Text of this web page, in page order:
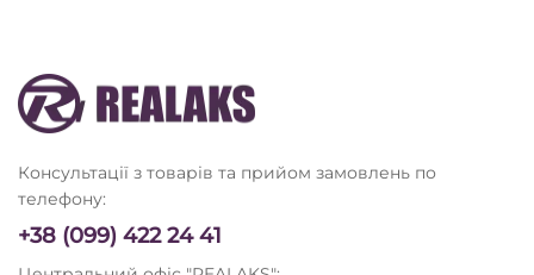
Консультації з товарів та прийом замовлень по
телефону:
+38 (099) 422 24 41